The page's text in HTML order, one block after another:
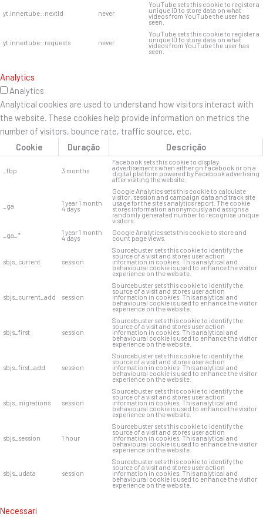
yt.innertube::nextId never
YouTube sets this cookie to register a
unique ID to store data on what
videos from YouTube the user has
seen.
yt.innertube::requests never
YouTube sets this cookie to register a
unique ID to store data on what
videos from YouTube the user has
seen.
Analytics
Analytics
Analytical cookies are used to understand how visitors interact with
the website. These cookies help provide information on metrics the
number of visitors, bounce rate, traffic source, etc.
Cookie
Duração Descrição
_fbp 3 months
Facebook sets this cookie to display
advertisements when either on Facebook or on a
digital platform powered by Facebook advertising
after visiting the website.
_ga 1 year 1 month
4 days
Google Analytics sets this cookie to calculate
visitor, session and campaign data and track site
usage for the site's analytics report. The cookie
stores information anonymously and assigns a
randomly generated number to recognise unique
visitors.
_ga_*
1 year 1 month
4 days
Google Analytics sets this cookie to store and
count page views.
sbjs_current session
Sourcebuster sets this cookie to identify the
source of a visit and stores user action
information in cookies. This analytical and
behavioural cookie is used to enhance the visitor
experience on the website.
sbjs_current_add session
Sourcebuster sets this cookie to identify the
source of a visit and stores user action
information in cookies. This analytical and
behavioural cookie is used to enhance the visitor
experience on the website.
sbjs_first session
Sourcebuster sets this cookie to identify the
source of a visit and stores user action
information in cookies. This analytical and
behavioural cookie is used to enhance the visitor
experience on the website.
sbjs_first_add session
Sourcebuster sets this cookie to identify the
source of a visit and stores user action
information in cookies. This analytical and
behavioural cookie is used to enhance the visitor
experience on the website.
sbjs_migrations session
Sourcebuster sets this cookie to identify the
source of a visit and stores user action
information in cookies. This analytical and
behavioural cookie is used to enhance the visitor
experience on the website.
sbjs_session 1 hour
Sourcebuster sets this cookie to identify the
source of a visit and stores user action
information in cookies. This analytical and
behavioural cookie is used to enhance the visitor
experience on the website.
sbjs_udata session
Sourcebuster sets this cookie to identify the
source of a visit and stores user action
information in cookies. This analytical and
behavioural cookie is used to enhance the visitor
experience on the website.
Necessari